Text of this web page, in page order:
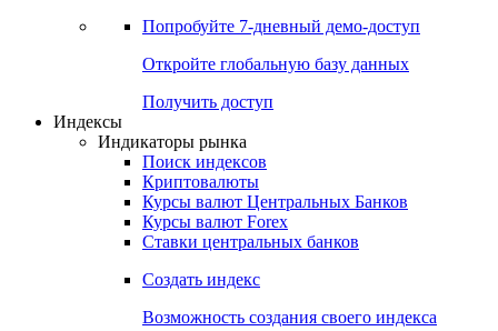
Попробуйте 7-дневный демо-доступ
Откройте глобальную базу данных
Получить доступ
Индексы
Индикаторы рынка
Поиск индексов
Криптовалюты
Курсы валют Центральных Банков
Курсы валют Forex
Ставки центральных банков
Создать индекс
Возможность создания своего индекса